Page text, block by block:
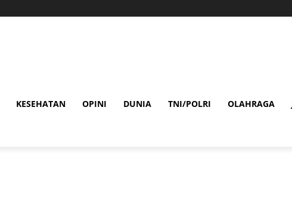
KESEHATAN OPINI DUNIA TNI/POLRI OLAHRAGA